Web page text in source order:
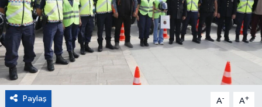
Paylaş A- A+
Turizm
Çevre
Kültür ve Sanat